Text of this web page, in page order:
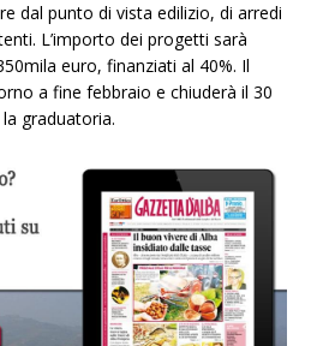
dal punto di vista edilizio, di arredi
L’importo dei progetti sarà
euro, finanziati al 40%. Il
a fine febbraio e chiuderà il 30
graduatoria.